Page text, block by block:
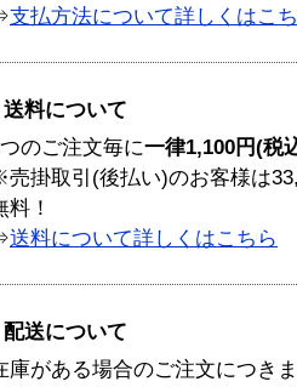
支払方法について詳しくはこ
送料について
のご注文毎に一律1,100円(税
掛取引(後払い)のお客様は
料！
送料について詳しくはこちら
配送について
庫がある場合のご注文につき